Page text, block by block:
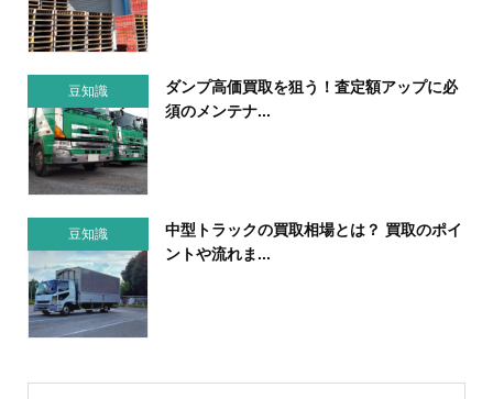
豆知識
ダンプ高価買取を狙う！査定額アップに必
須のメンテナ...
豆知識
中型トラックの買取相場とは？ 買取のポイ
ントや流れま...